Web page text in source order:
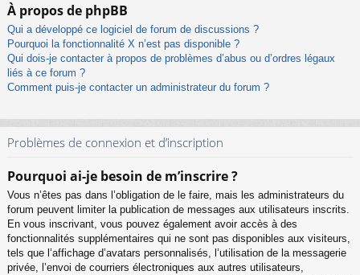
À propos de phpBB
Qui a développé ce logiciel de forum de discussions ?
Pourquoi la fonctionnalité X n’est pas disponible ?
Qui dois-je contacter à propos de problèmes d’abus ou d’ordres légaux
liés à ce forum ?
Comment puis-je contacter un administrateur du forum ?
Problèmes de connexion et d’inscription
Pourquoi ai-je besoin de m’inscrire ?
Vous n’êtes pas dans l’obligation de le faire, mais les administrateurs du
forum peuvent limiter la publication de messages aux utilisateurs inscrits.
En vous inscrivant, vous pouvez également avoir accès à des
fonctionnalités supplémentaires qui ne sont pas disponibles aux visiteurs,
tels que l’affichage d’avatars personnalisés, l’utilisation de la messagerie
privée, l’envoi de courriers électroniques aux autres utilisateurs,